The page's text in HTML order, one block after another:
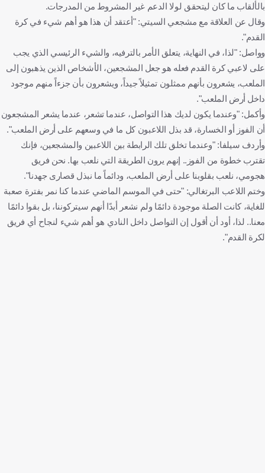
بالألقاب ما كان ليتحقق لولا الدعم غير المشروط من المدرجات.
وقال عن العلاقة مع مشجعي السيتي: "أعتقد أن هذا هو أهم شيء في كرة
القدم".
وواصل: "لذا، في النهاية، يتعلق الأمر بالترفيه، والشيء الرئيسي الذي يجب
على لاعبي كرة القدم فعله هو جعل المشجعين، الأشخاص الذين يذهبون إلى
الملعب، يشعرون بأنهم ممثلون تمثيلاً جيداً، ويشعرون بأن جزءاً منهم موجود
داخل أرض الملعب".
وأكمل: "وعندما يكون لديك هذا التواصل، عندما تشعر، عندما يشعر المشجعون
أن الفوز أو الخسارة، قد بذل اللاعبون كل ما في وسعهم على أرض الملعب".
وأردف سيلفا: "وعندما تخلق تلك الرابطة بين اللاعبين والمشجعين، فإنك
تقترب خطوة من الفوز.. إنهم يرون الطريقة التي نلعب بها. نحن فريق
هجومي، نلعب بقلوبنا على أرض الملعب، ودائماً ما نبذل قصارى جهدنا".
وختم اللاعب البرتغالي: "حتى في الموسم الماضي عندما كنا نمر بفترة صعبة
للغاية، كانت الصلة موجودة دائمًا ولم نشعر أبدًا أنهم سيتركوننا، بل بقوا دائمًا
معنا.. لذا، أود أن أقول إن التواصل داخل النادي هو أهم شيء لنجاح أي فريق
لكرة القدم".